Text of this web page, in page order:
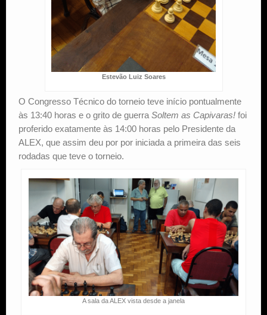
Estevão Luiz Soares
O Congresso Técnico do torneio teve início pontualmente
às 13:40 horas e o grito de guerra Soltem as Capivaras! foi
proferido exatamente às 14:00 horas pelo Presidente da
ALEX, que assim deu por por iniciada a primeira das seis
rodadas que teve o torneio.
A sala da ALEX vista desde a janela